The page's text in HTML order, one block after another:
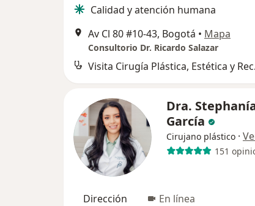
Calidad y atención humana
Av Cl 80 #10-43, Bogotá • Mapa
Consultorio Dr. Ricardo Salazar
Dra.
García
Cirujano plástico ·
151
Dirección En línea